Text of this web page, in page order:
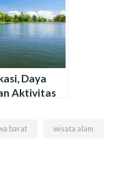
Daya
Aktivitas
barat wisata alam